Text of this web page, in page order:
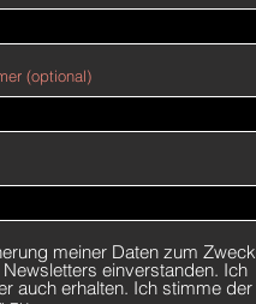
(optional)
meiner Daten zum Zweck
einverstanden. Ich
auch erhalten. Ich stimme der